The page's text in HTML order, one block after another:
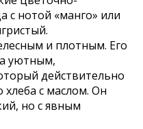
с нотой «манго» или
и плотным. Его
уютным,
действительно
с маслом. Он
но с явным